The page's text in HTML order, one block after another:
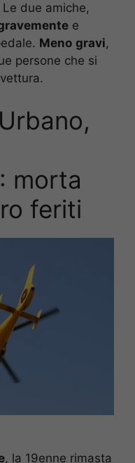
due amiche,
e
Meno gravi,
persone che si
morta
feriti
, la 19enne rimasta